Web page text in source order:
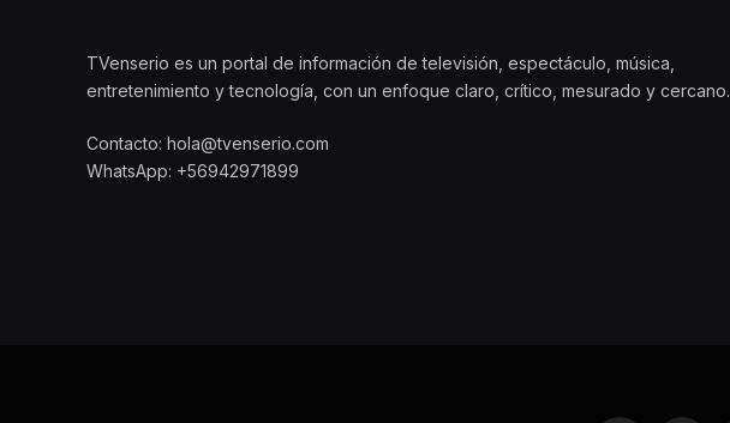
TVenserio es un portal de información de televisión, espectáculo, música,
entretenimiento y tecnología, con un enfoque claro, crítico, mesurado y cercano.
Contacto: hola@tvenserio.com
WhatsApp: +56942971899